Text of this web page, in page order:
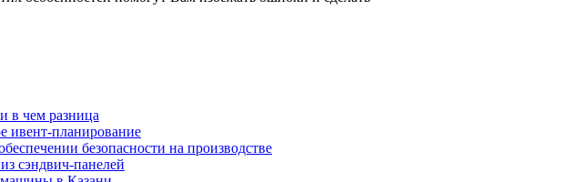
в чем разница
ивент-планирование
безопасности на производстве
сэндвич-панелей